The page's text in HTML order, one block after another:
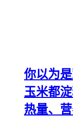
你以为
玉米都
热量、